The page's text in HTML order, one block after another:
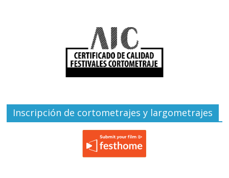
Inscripción de cortometrajes y largometrajes